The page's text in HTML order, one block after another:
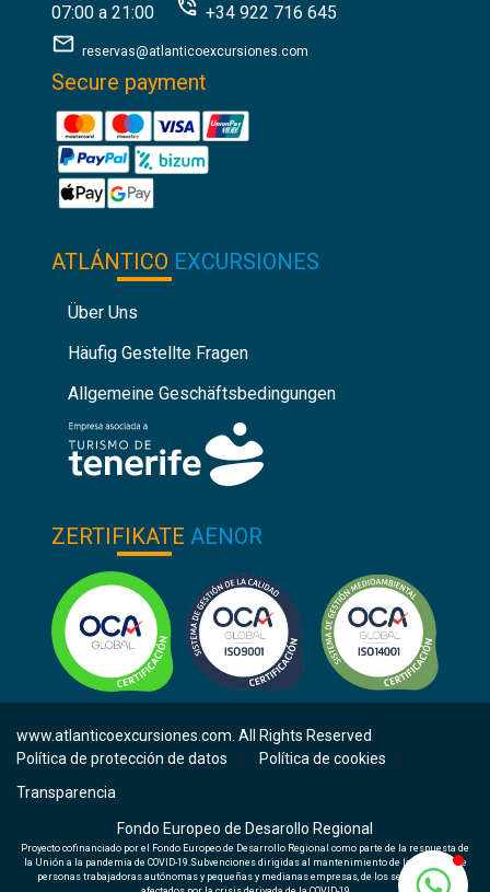
07:00 a 21:00 +34 922 716 645
reservas@atlanticoexcursiones.com
Secure payment
ATLÁNTICO EXCURSIONES
Über Uns
Häufig Gestellte Fragen
Allgemeine Geschäftsbedingungen
ZERTIFIKATE AENOR
www.atlanticoexcursiones.com. All Rights Reserved
Política de protección de datos
| Política de cookies |
Transparencia
Fondo Europeo de Desarollo Regional
Proyecto cofinanciado por el Fondo Europeo de Desarrollo Regional como parte de la respuesta de
la Unión a la pandemia de COVID-19.Subvenciones dirigidas al mantenimiento de la actividad de
personas trabajadoras autónomas y pequeñas y medianas empresas, de los sectores más